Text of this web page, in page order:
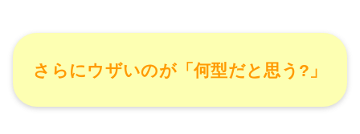
さらにウザいのが「何型だと思う?」